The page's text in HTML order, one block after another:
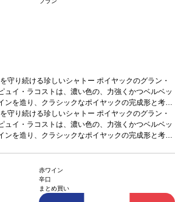
珍しいシャトー ポイヤックのグラン・
ュイ・ラコストは、濃い色の、力強くかつベルベッ
ンを造り、クラシックなポイヤックの完成形と考え
ンとしては珍しく、ドメーヌの特別な地理的条件が
を与えている。
珍しいシャトー ポイヤックのグラン・
ュイ・ラコストは、濃い色の、力強くかつベルベッ
ンを造り、クラシックなポイヤックの完成形と考え
赤ワイン
辛口
まとめ買い